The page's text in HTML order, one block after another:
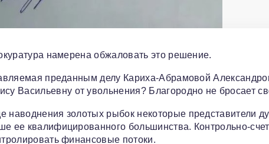
намерена обжаловать это решение.
преданным делу Кариха-Абрамовой
Васильевну от увольнения? Благородно не бросает
наводнения золотых рыбок некоторые представители
ее квалифицированного большинства. Контрольно-
финансовые потоки.